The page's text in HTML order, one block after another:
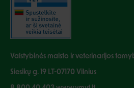
Valstybinės maisto ir veterinarijos
Siesikų g. 19 LT-07170 Vilnius